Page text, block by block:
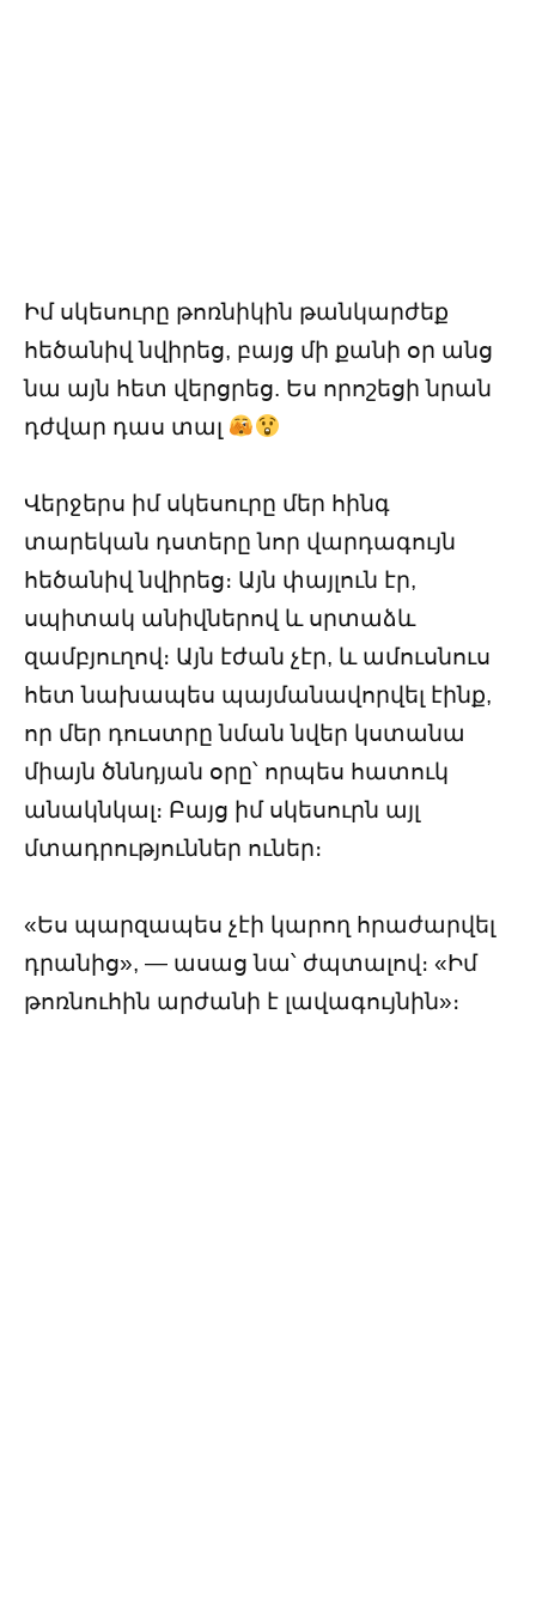
Իմ սկեսուրը թոռնիկին թանկարժեք
հեծանիվ նվիրեց, բայց մի քանի օր անց
նա այն հետ վերցրեց. Ես որոշեցի նրան
դժվար դաս տալ
Վերջերս իմ սկեսուրը մեր հինգ
տարեկան դստերը նոր վարդագույն
հեծանիվ նվիրեց։ Այն փայլուն էր,
սպիտակ անիվներով և սրտաձև
զամբյուղով։ Այն էժան չէր, և ամուսնուս
հետ նախապես պայմանավորվել էինք,
որ մեր դուստրը նման նվեր կստանա
միայն ծննդյան օրը՝ որպես հատուկ
անակնկալ։ Բայց իմ սկեսուրն այլ
մտադրություններ ուներ։
«Ես պարզապես չէի կարող հրաժարվել
դրանից», — ասաց նա՝ ժպտալով։ «Իմ
թոռնուհին արժանի է լավագույնին»։